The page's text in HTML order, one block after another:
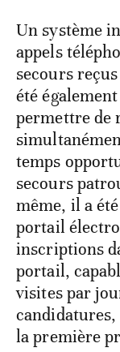
Un système
appels
secours
été
permettre de
temps
secours
même, il a
portail
inscriptions
portail,
visites par
la première